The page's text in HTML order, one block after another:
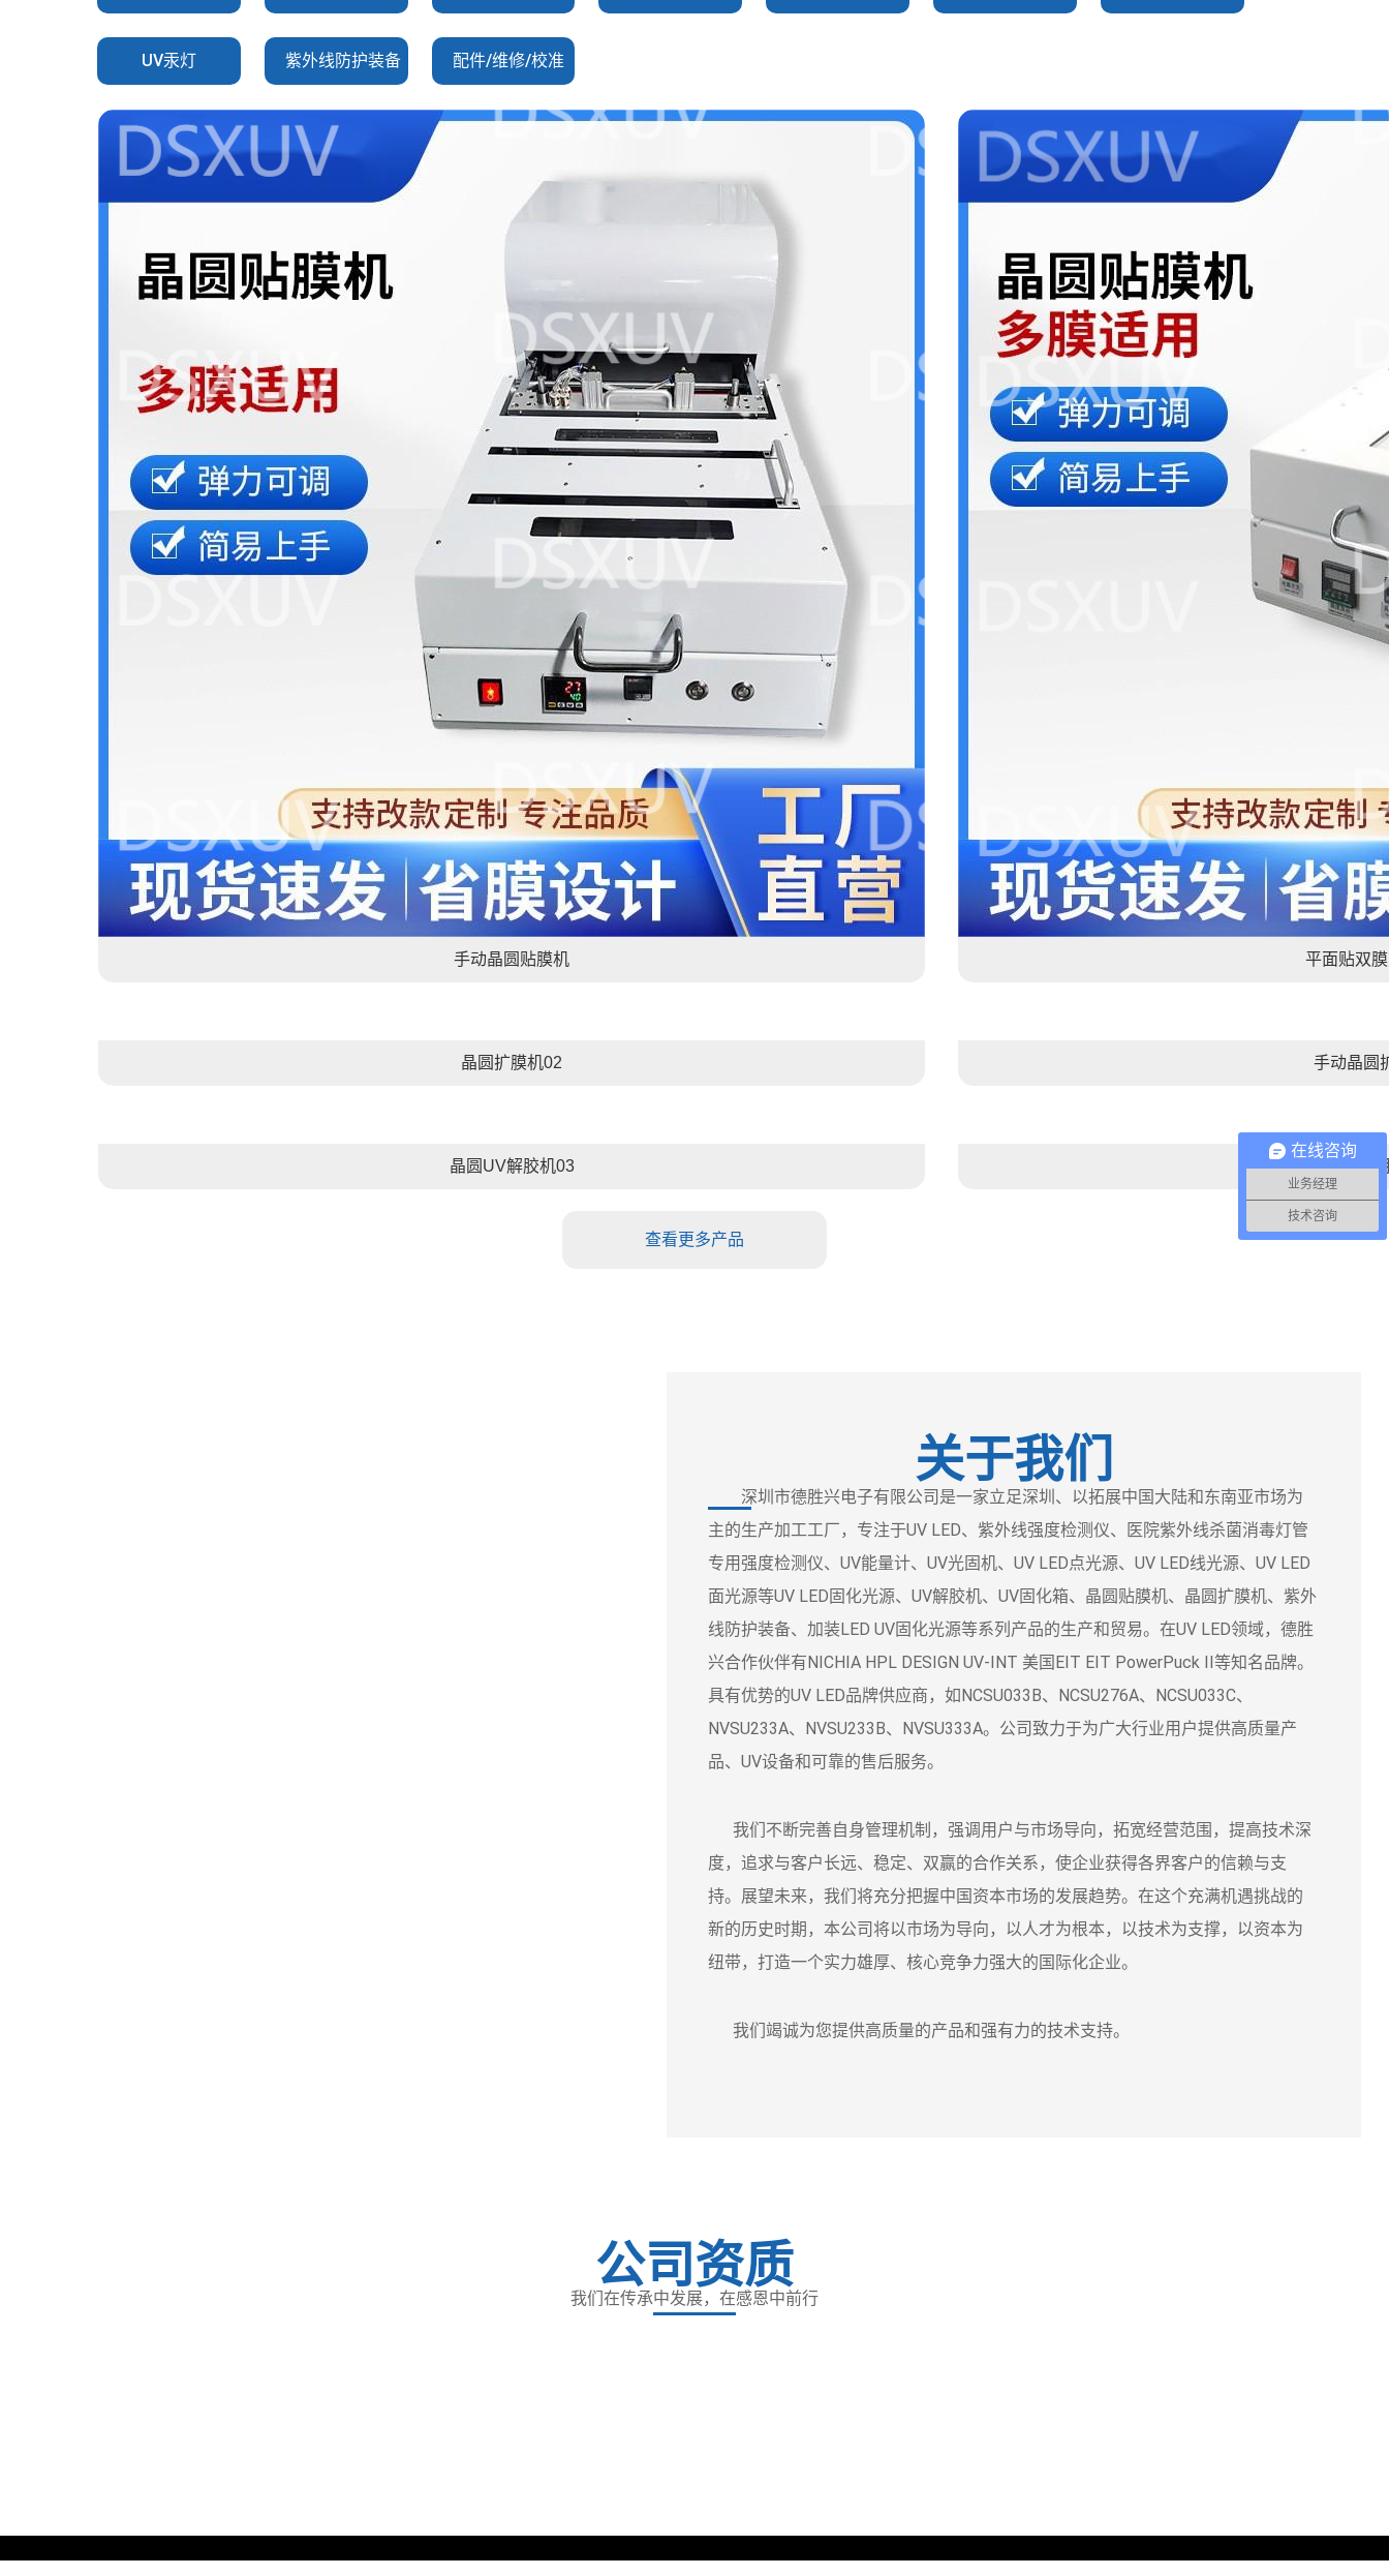
UV汞灯 紫外线防护装备 配件/维修/校准
手动晶圆贴膜机 平面贴双
晶圆扩膜机02 手动晶圆
晶圆UV解胶机03 晶圆UV解
查看更多产品
关于我们
深圳市德胜兴电子有限公司是一家立足深圳、以拓展中国大陆和东南亚市场为
主的生产加工工厂，专注于UV LED、紫外线强度检测仪、医院紫外线杀菌消毒灯管
专用强度检测仪、UV能量计、UV光固机、UV LED点光源、UV LED线光源、UV LED
面光源等UV LED固化光源、UV解胶机、UV固化箱、晶圆贴膜机、晶圆扩膜机、紫外
线防护装备、加装LED UV固化光源等系列产品的生产和贸易。在UV LED领域，德胜
兴合作伙伴有NICHIA HPL DESIGN UV-INT 美国EIT EIT PowerPuck II等知名品牌。
具有优势的UV LED品牌供应商，如NCSU033B、NCSU276A、NCSU033C、
NVSU233A、NVSU233B、NVSU333A。公司致力于为广大行业用户提供高质量产
品、UV设备和可靠的售后服务。
我们不断完善自身管理机制，强调用户与市场导向，拓宽经营范围，提高技术深
度，追求与客户长远、稳定、双赢的合作关系，使企业获得各界客户的信赖与支
持。展望未来，我们将充分把握中国资本市场的发展趋势。在这个充满机遇挑战的
新的历史时期，本公司将以市场为导向，以人才为根本，以技术为支撑，以资本为
纽带，打造一个实力雄厚、核心竞争力强大的国际化企业。
我们竭诚为您提供高质量的产品和强有力的技术支持。
公司资质
我们在传承中发展，在感恩中前行
在线咨询
业务经理
技术咨询